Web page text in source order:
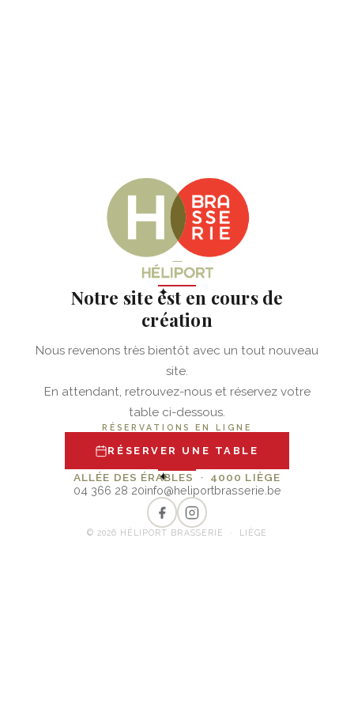
✦
Notre site est en cours de
création
Nous revenons très bientôt avec un tout nouveau
site.
En attendant, retrouvez-nous et réservez votre
table ci-dessous.
RÉSERVATIONS EN LIGNE
RÉSERVER UNE TABLE
✦
ALLÉE DES ÉRABLES · 4000 LIÈGE
04 366 28 20info@heliportbrasserie.be
© 2026 HÉLIPORT BRASSERIE · LIÈGE